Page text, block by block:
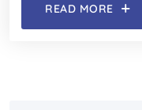
READ MORE